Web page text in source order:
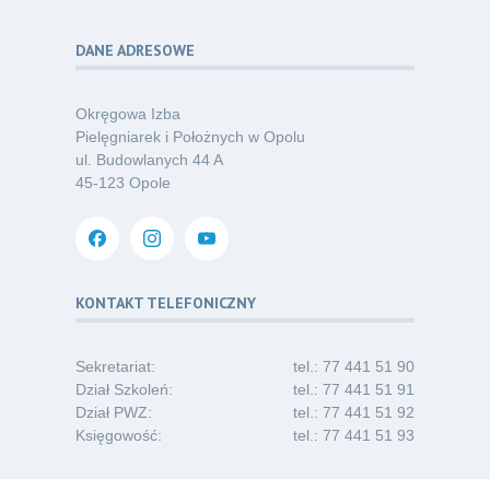
06
Poza sezonem, poza schematem –
o nowym spojrzeniu na profilaktykę
03
Oferta pracy – pielęgniarka/pielęgniarz
06.26
i absolwentów pielęgniarstwa
Kategoria:Komunikaty
DANE ADRESOWE
Okręgowa Izba
Pielęgniarek i Położnych w Opolu
ul. Budowlanych 44 A
45-123 Opole
KONTAKT TELEFONICZNY
Sekretariat:
tel.: 77 441 51 90
Dział Szkoleń:
tel.: 77 441 51 91
Dział PWZ:
tel.: 77 441 51 92
Księgowość:
tel.: 77 441 51 93